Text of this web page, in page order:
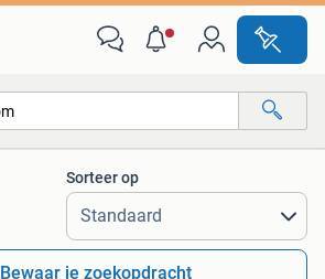
Alle afstanden…
Sorteer op
Bewaar je zoekopdracht